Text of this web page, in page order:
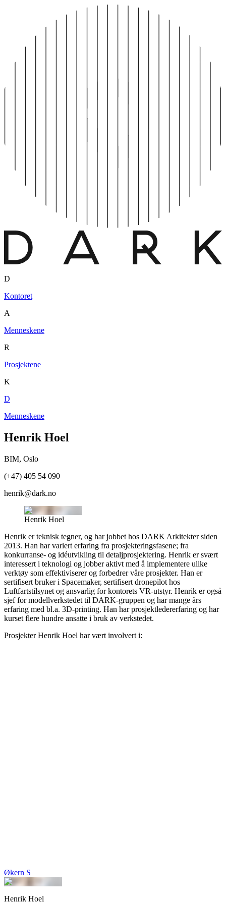
D
Kontoret
A
Menneskene
R
Prosjektene
K
D
Menneskene
Henrik Hoel
BIM, Oslo
(+47) 405 54 090
henrik@dark.no
Henrik Hoel
Henrik er teknisk tegner, og har jobbet hos DARK Arkitekter siden
2013. Han har variert erfaring fra prosjekteringsfasene; fra
konkurranse- og idéutvikling til detaljprosjektering. Henrik er svært
interessert i teknologi og jobber aktivt med å implementere ulike
verktøy som effektiviserer og forbedrer våre prosjekter. Han er
sertifisert bruker i Spacemaker, sertifisert dronepilot hos
Luftfartstilsynet og ansvarlig for kontorets VR-utstyr. Henrik er også
sjef for modellverkstedet til DARK-gruppen og har mange års
erfaring med bl.a. 3D-printing. Han har prosjektledererfaring og har
kurset flere hundre ansatte i bruk av verkstedet.
ProsjekterHenrik Hoel har vært involvert i:
Økern S
Henrik Hoel